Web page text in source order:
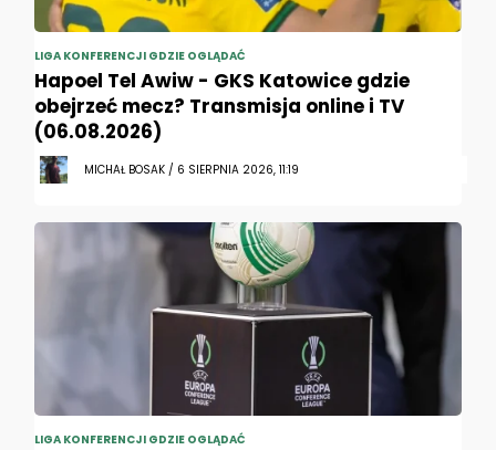
LIGA KONFERENCJI GDZIE OGLĄDAĆ
Hapoel Tel Awiw - GKS Katowice gdzie
obejrzeć mecz? Transmisja online i TV
(06.08.2026)
MICHAŁ BOSAK / 6 SIERPNIA 2026, 11:19
LIGA KONFERENCJI GDZIE OGLĄDAĆ